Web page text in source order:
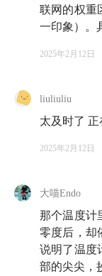
联网的权重
一印象）。
2025年2月12日
liuliuliu
太及时了
2025年2月12日
大喵Endo
那个温度计
零度后，却
说明了温度
部的尖尖，